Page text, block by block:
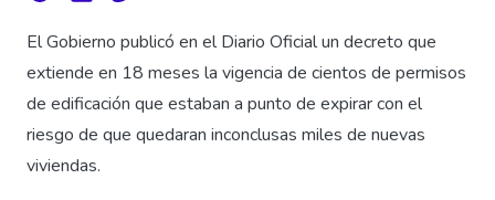
El Gobierno publicó en el Diario Oficial un decreto que
extiende en 18 meses la vigencia de cientos de permisos
de edificación que estaban a punto de expirar con el
riesgo de que quedaran inconclusas miles de nuevas
viviendas.